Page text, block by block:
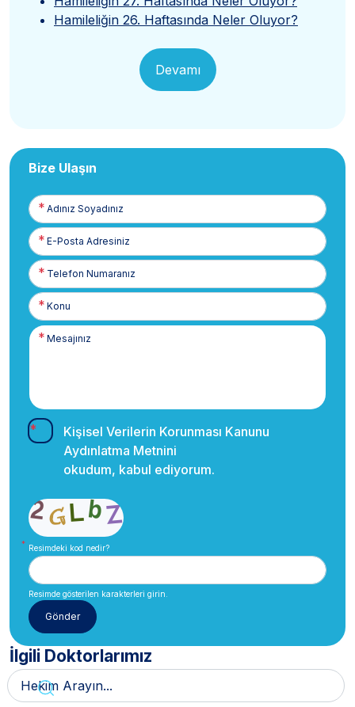
Hamileliğin 26. Haftasında Neler Oluyor?
Devamı
Bize Ulaşın
Adınız
Soyadınız
E-
Posta
Telefon
Numaranız
Kişisel Verilerin Korunması Kanunu
Aydınlatma Metnini
okudum, kabul ediyorum.
Resimdeki kod nedir?
Resimde gösterilen karakterleri girin.
İlgili Doktorlarımız